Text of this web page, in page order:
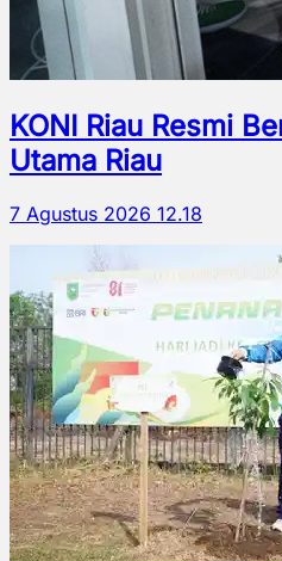
KONI Riau Resmi
Utama Riau
7 Agustus 2026 12.18